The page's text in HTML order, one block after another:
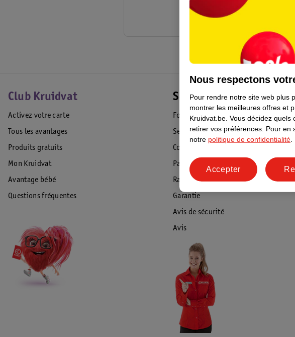
Club Kruidvat
Activez votre carte
Tous les avantages
Produits gratuits
Mon Kruidvat
Avantage bébé
Questions fréquentes
Service Clientèle
Foire aux questions
Service Clientèle
Commande & Livraison
Paiement
Rappel & Retour
Garantie
Avis de sécurité
Avis
Nous respectons
Pour rendre notre site web plus
montrer les meilleures offres et
Kruidvat.be. Vous décidez quels
retirer vos préférences. Pour en
notre politique de confidentialité
Accepter